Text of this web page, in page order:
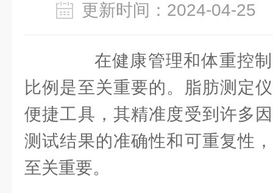
更新时间：2024-04-
在健康管理和体重控制
比例是至关重要的。脂肪测定
便捷工具，其精准度受到许多
测试结果的准确性和可重复性
至关重要。